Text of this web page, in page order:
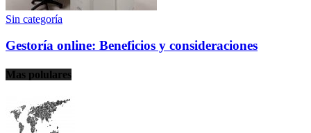
Sin categoría
Gestoría online: Beneficios y consideraciones
Mas polulares